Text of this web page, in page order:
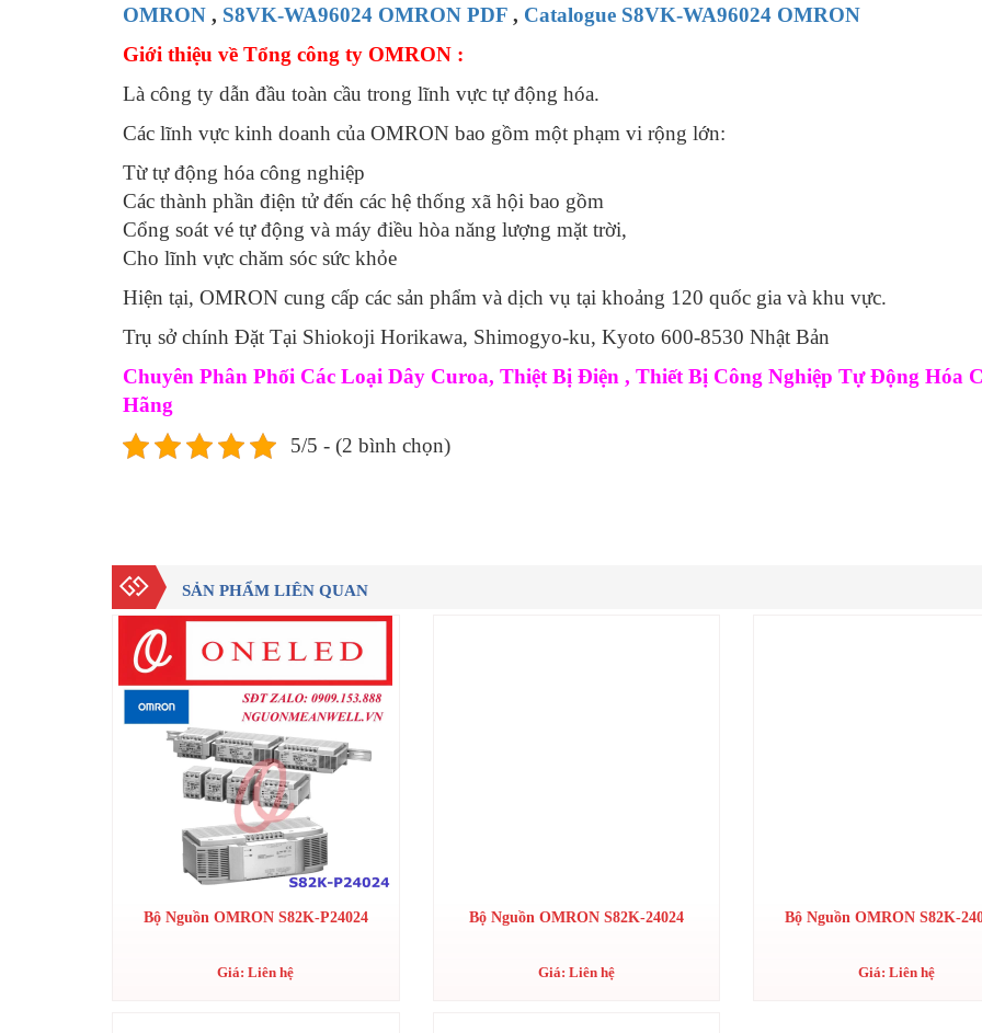
OMRON , S8VK-WA96024 OMRON PDF , Catalogue S8VK-WA96024 OMRON
Giới thiệu về Tổng công ty OMRON :
Là công ty dẫn đầu toàn cầu trong lĩnh vực tự động hóa.
Các lĩnh vực kinh doanh của OMRON bao gồm một phạm vi rộng lớn:
Từ tự động hóa công nghiệp
Các thành phần điện tử đến các hệ thống xã hội bao gồm
Cổng soát vé tự động và máy điều hòa năng lượng mặt trời,
Cho lĩnh vực chăm sóc sức khỏe
Hiện tại, OMRON cung cấp các sản phẩm và dịch vụ tại khoảng 120 quốc gia và khu vực.
Trụ sở chính Đặt Tại Shiokoji Horikawa, Shimogyo-ku, Kyoto 600-8530 Nhật Bản
Chuyên Phân Phối Các Loại Dây Curoa, Thiệt Bị Điện , Thiết Bị Công Nghiệp Tự Động Hóa
Hãng
5/5 - (2 bình chọn)
SẢN PHẨM LIÊN QUAN
Bộ Nguồn OMRON S82K-P24024
Giá: Liên hệ
Bộ Nguồn OMRON S82K-24024
Giá: Liên hệ
Bộ Nguồn OMRON S82K-
Giá: Liên hệ